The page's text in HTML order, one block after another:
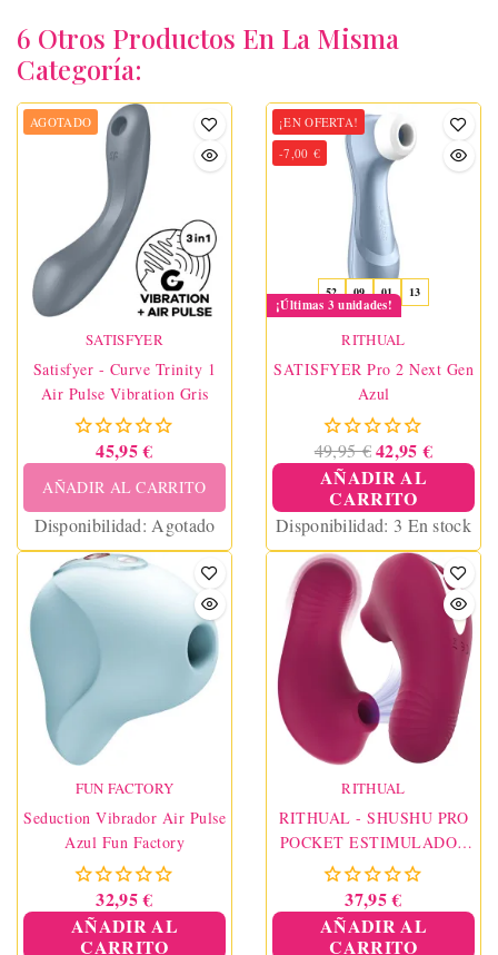
6 Otros Productos En La Misma
Categoría:
AGOTADO
SATISFYER
Satisfyer - Curve Trinity 1
Air Pulse Vibration Gris
45,95 €
AÑADIR AL CARRITO
Disponibilidad: Agotado
52 09 01 12
¡EN OFERTA!
-7,00 €
¡Últimas 3 unidades!
RITHUAL
SATISFYER Pro 2 Next Gen
Azul
49,95 € 42,95 €
AÑADIR AL
CARRITO
Disponibilidad: 3 En stock
FUN FACTORY
Seduction Vibrador Air Pulse
Azul Fun Factory
32,95 €
AÑADIR AL
CARRITO
RITHUAL
RITHUAL - SHUSHU PRO
POCKET ESTIMULADOR
CLITORIS 2 POTENTES
MOTORES ORQUIDEA
37,95 €
AÑADIR AL
CARRITO